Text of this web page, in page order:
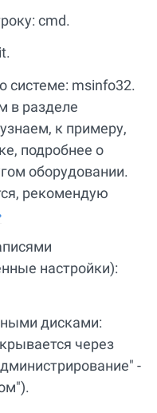
cmd.
системе: msinfo32.
в разделе
к примеру,
подробнее о
оборудовании.
рекомендую
настройки):
дисками:
через
-